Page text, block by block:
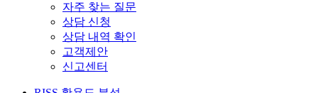
자주 찾는 질문
상담 신청
상담 내역 확인
고객제안
신고센터